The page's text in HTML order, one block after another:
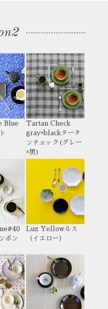
Blue
Tartan Check
gray×black タータ
ンチェック(グレー
×黒)
ボン
Luz Yellow ルス
（イエロー）